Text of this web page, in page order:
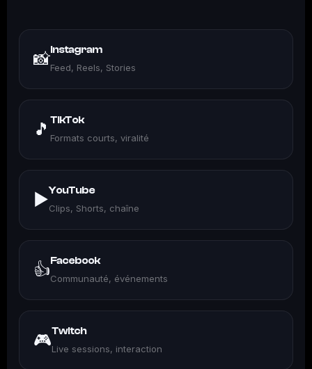
📸Instagram
Feed, Reels, Stories
🎵 TikTok
Formats courts, viralité
▶️YouTube
Clips, Shorts, chaîne
👍Facebook
Communauté, événements
🎮Twitch
Live sessions, interaction